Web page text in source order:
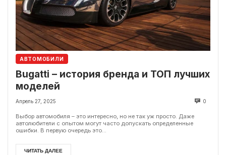
АВТОМОБИЛИ
Bugatti – история бренда и ТОП лучших
моделей
Апрель 27, 2025 0
Выбор автомобиля – это интересно, но не так уж просто. Даже
автолюбители с опытом могут часто допускать определенные
ошибки. В первую очередь это...
ЧИТАТЬ ДАЛЕЕ